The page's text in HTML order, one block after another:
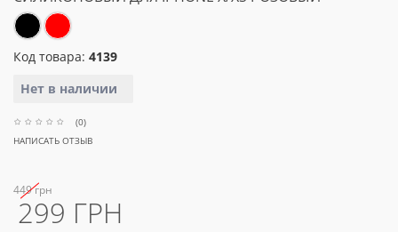
Код товара: 4139
Нет в наличии
(0)
НАПИСАТЬ ОТЗЫВ
449 грн
299 ГРН